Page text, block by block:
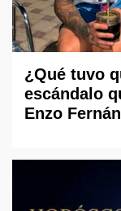
¿Qué tuvo
escándalo
Enzo